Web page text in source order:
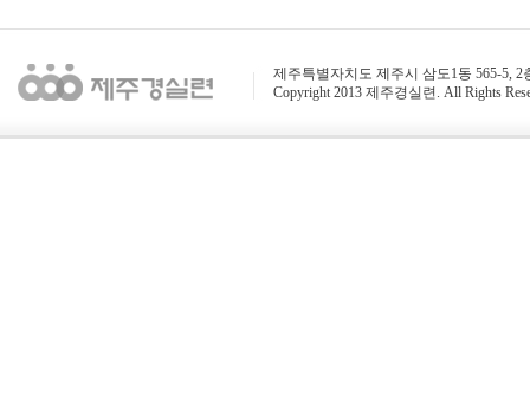
제주특별자치도 제주시 삼도1동 565-5, 2
Copyright 2013 제주경실련. All Rights